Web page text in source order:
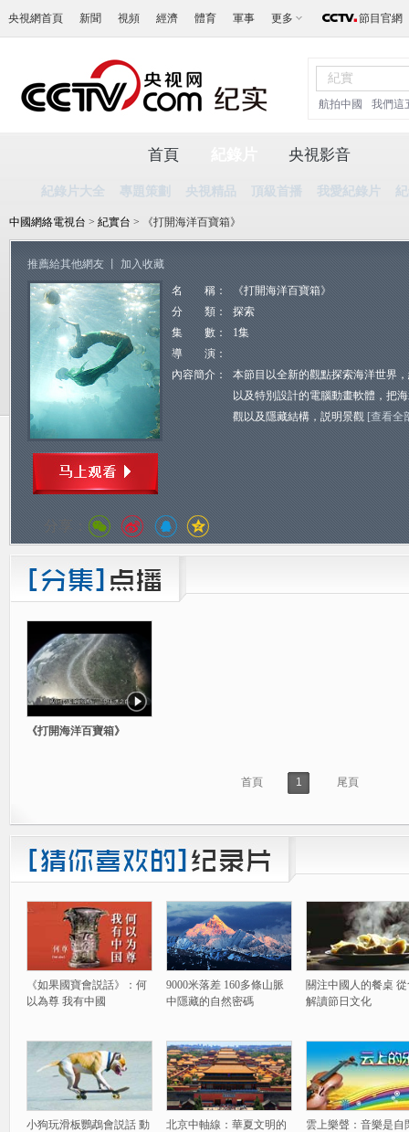
央視網首頁 新聞 視頻 經濟 體育 軍事 更多 節目官網
航拍中國 我們這
首頁
紀錄片大全 專題策劃 央視精品 頂級首播 我愛紀錄片
央視影音
中國網絡電視台 > 紀實台 > 《打開海洋百寶箱》
推薦給其他網友 加入收藏
名 稱：
《打開海洋百寶箱》
分 類：
探索
集 數：
1集
導 演：
內容簡介：
本節目以全新的觀點探索海洋世界
以及特別設計的電腦動畫軟體，把
觀以及隱藏結構，説明景觀 [查看全
分享：
《打開海洋百寶箱》
首頁 1 尾頁
《如果國寶會説話》：何
以為尊 我有中國
9000米落差 160多條山脈
中隱藏的自然密碼
關注中國人的餐桌
解讀節日文化
小狗玩滑板鸚鵡會説話 動
北京中軸線：華夏文明的
雲上樂聲：音樂是自